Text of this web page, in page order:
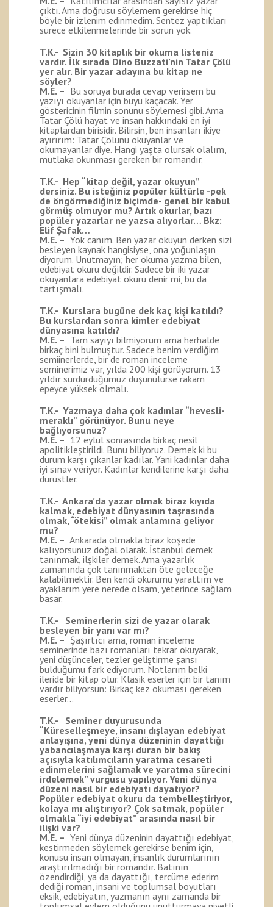
çıktı. Ama doğrusu söylemem gerekirse hiç
böyle bir izlenim edinmedim. Sentez yaptıkları
sürece etkilenmelerinde bir sorun yok.
T.K.- Sizin 30 kitaplık bir okuma listeniz
vardır. İlk sırada Dino Buzzati’nin Tatar Çölü
yer alır. Bir yazar adayına bu kitap ne
söyler?
M.E. – Bu soruya burada cevap verirsem bu
yazıyı okuyanlar için büyü kaçacak. Yer
göstericinin filmin sonunu söylemesi gibi. Ama
Tatar Çölü hayat ve insan hakkındaki en iyi
kitaplardan birisidir. Bilirsin, ben insanları ikiye
ayırırım: Tatar Çölünü okuyanlar ve
okumayanlar diye. Hangi yaşta olursak olalım,
mutlaka okunması gereken bir romandır.
T.K.- Hep “kitap değil, yazar okuyun”
dersiniz. Bu isteğiniz popüler kültürle -pek
de öngörmediğiniz biçimde- genel bir kabul
görmüş olmuyor mu? Artık okurlar, bazı
popüler yazarlar ne yazsa alıyorlar… Bkz:
Elif Şafak…
M.E. – Yok canım. Ben yazar okuyun derken sizi
besleyen kaynak hangisiyse, ona yoğunlaşın
diyorum. Unutmayın; her okuma yazma bilen,
edebiyat okuru değildir. Sadece bir iki yazar
okuyanlara edebiyat okuru denir mi, bu da
tartışmalı.
T.K.- Kurslara bugüne dek kaç kişi katıldı?
Bu kurslardan sonra kimler edebiyat
dünyasına katıldı?
M.E. – Tam sayıyı bilmiyorum ama herhalde
birkaç bini bulmuştur. Sadece benim verdiğim
semiinerlerde, bir de roman inceleme
seminerimiz var, yılda 200 kişi görüyorum. 13
yıldır sürdürdüğümüz düşünülürse rakam
epeyce yüksek olmalı.
T.K.- Yazmaya daha çok kadınlar “hevesli-
meraklı” görünüyor. Bunu neye
bağlıyorsunuz?
M.E. – 12 eylül sonrasında birkaç nesil
apolitikleştirildi. Bunu biliyoruz. Demek ki bu
durum karşı çıkanlar kadılar. Yani kadınlar daha
iyi sınav veriyor. Kadınlar kendilerine karşı daha
dürüstler.
T.K.- Ankara’da yazar olmak biraz kıyıda
kalmak, edebiyat dünyasının taşrasında
olmak, “ötekisi” olmak anlamına geliyor
mu?
M.E. – Ankarada olmakla biraz köşede
kalıyorsunuz doğal olarak. İstanbul demek
tanınmak, ilşkiler demek. Ama yazarlık
zamanında çok tanınmaktan öte geleceğe
kalabilmektir. Ben kendi okurumu yarattım ve
ayaklarım yere nerede olsam, yeterince sağlam
basar.
T.K.- Seminerlerin sizi de yazar olarak
besleyen bir yanı var mı?
M.E. – Şaşırtıcı ama, roman inceleme
seminerinde bazı romanları tekrar okuyarak,
yeni düşünceler, tezler geliştirme şansı
bulduğumu fark ediyorum. Notlarım belki
ileride bir kitap olur. Klasik eserler için bir tanım
vardır biliyorsun: Birkaç kez okuması gereken
eserler…
T.K.- Seminer duyurusunda
“Küreselleşmeye, insanı dışlayan edebiyat
anlayışına, yeni dünya düzeninin dayattığı
yabancılaşmaya karşı duran bir bakış
açısıyla katılımcıların yaratma cesareti
edinmelerini sağlamak ve yaratma sürecini
irdelemek” vurgusu yapılıyor. Yeni dünya
düzeni nasıl bir edebiyatı dayatıyor?
Popüler edebiyat okuru da tembelleştiriyor,
kolaya mı alıştırıyor? Çok satmak, popüler
olmakla “iyi edebiyat” arasında nasıl bir
ilişki var?
M.E. – Yeni dünya düzeninin dayattığı edebiyat,
kestirmeden söylemek gerekirse benim için,
konusu insan olmayan, insanlık durumlarının
araştırılmadığı bir romandır. Batının
özendirdiği, ya da dayattığı, tercüme ederim
dediği roman, insani ve toplumsal boyutları
eksik, edebiyatın, yazmanın aynı zamanda bir